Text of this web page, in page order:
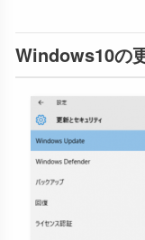
Windows10の